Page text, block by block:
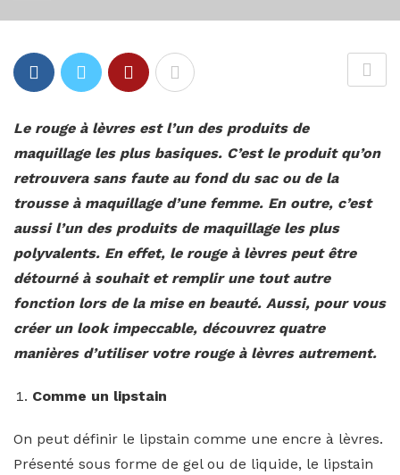
Le rouge à lèvres est l’un des produits de
maquillage les plus basiques. C’est le produit qu’on
retrouvera sans faute au fond du sac ou de la
trousse à maquillage d’une femme. En outre, c’est
aussi l’un des produits de maquillage les plus
polyvalents. En effet, le rouge à lèvres peut être
détourné à souhait et remplir une tout autre
fonction lors de la mise en beauté. Aussi, pour vous
créer un look impeccable, découvrez quatre
manières d’utiliser votre rouge à lèvres autrement.
Comme un lipstain
On peut définir le lipstain comme une encre à lèvres.
Présenté sous forme de gel ou de liquide, le lipstain